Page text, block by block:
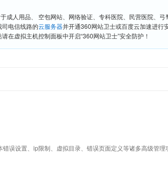
人用品、 空包网站、网络验证、专科医院、民营医院、
电信线路的云服务器并开通360网站卫士或百度云加速进行
在虚拟主机控制面板中开启“360网站卫士”安全防护！
误设置、ip限制、虚拟目录、错误页面定义等诸多高级管理